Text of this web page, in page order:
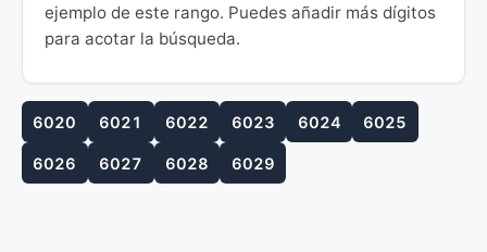
ejemplo de este rango. Puedes añadir más dígitos
para acotar la búsqueda.
6020 6021 6022 6023 6024 6025
6026 6027 6028 6029